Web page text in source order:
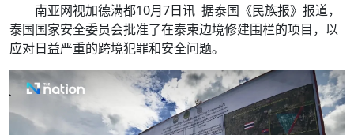
南亚网视加德满都10月7日讯 据泰国《民族报》报道，
泰国国家安全委员会批准了在泰柬边境修建围栏的项目，以
应对日益严重的跨境犯罪和安全问题。